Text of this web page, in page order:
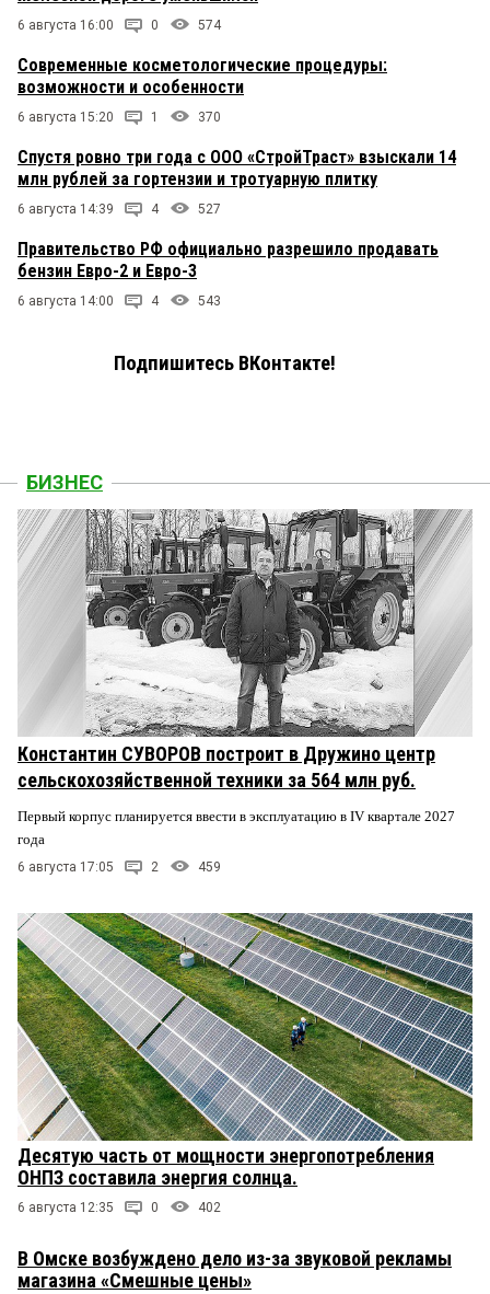
6 августа 16:00 0 574
Современные косметологические процедуры:
возможности и особенности
6 августа 15:20 1 370
Спустя ровно три года с ООО «СтройТраст» взыскали 14
млн рублей за гортензии и тротуарную плитку
6 августа 14:39 4 527
Правительство РФ официально разрешило продавать
бензин Евро-2 и Евро-3
6 августа 14:00 4 543
Подпишитесь ВКонтакте!
БИЗНЕС
Константин СУВОРОВ построит в Дружино центр
сельскохозяйственной техники за 564 млн руб.
Первый корпус планируется ввести в эксплуатацию в IV квартале 2027
года
6 августа 17:05 2 459
Десятую часть от мощности энергопотребления
ОНПЗ составила энергия солнца.
6 августа 12:35 0 402
В Омске возбуждено дело из-за звуковой рекламы
магазина «Смешные цены»